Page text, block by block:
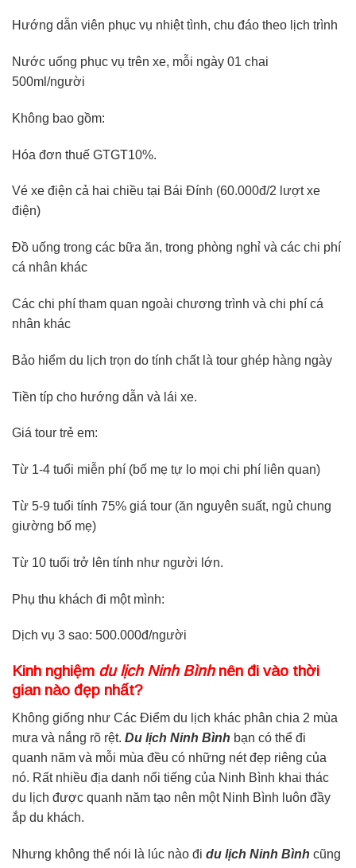
Hướng dẫn viên phục vụ nhiệt tình, chu đáo theo lịch trình
Nước uống phục vụ trên xe, mỗi ngày 01 chai
500ml/người
Không bao gồm:
Hóa đơn thuế GTGT10%.
Vé xe điện cả hai chiều tại Bái Đính (60.000đ/2 lượt xe
điện)
Đồ uống trong các bữa ăn, trong phòng nghỉ và các chi phí
cá nhân khác
Các chi phí tham quan ngoài chương trình và chi phí cá
nhân khác
Bảo hiểm du lịch trọn do tính chất là tour ghép hàng ngày
Tiền típ cho hướng dẫn và lái xe.
Giá tour trẻ em:
Từ 1-4 tuổi miễn phí (bố mẹ tự lo mọi chi phí liên quan)
Từ 5-9 tuổi tính 75% giá tour (ăn nguyên suất, ngủ chung
giường bố mẹ)
Từ 10 tuổi trở lên tính như người lớn.
Phụ thu khách đi một mình:
Dịch vụ 3 sao: 500.000đ/người
Kinh nghiệm du lịch Ninh Bìnhnên đi vào thời
gian nào đẹp nhất?
Không giống như Các Điểm du lịch khác phân chia 2 mùa
mưa và nắng rõ rệt. Du lịch Ninh Bình bạn có thể đi
quanh năm và mỗi mùa đều có những nét đẹp riêng của
nó. Rất nhiều địa danh nổi tiếng của Ninh Bình khai thác
du lịch được quanh năm tạo nên một Ninh Bình luôn đầy
ắp du khách.
Nhưng không thể nói là lúc nào đi du lịch Ninh Bình cũng